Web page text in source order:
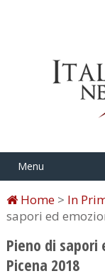
Menu
Home> In
sapori ed
Pieno di
Picena 2018